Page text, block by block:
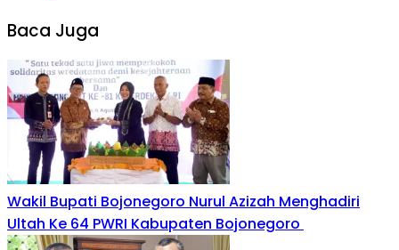
Baca Juga
Wakil Bupati Bojonegoro Nurul Azizah Menghadiri
Ultah Ke 64 PWRI Kabupaten Bojonegoro